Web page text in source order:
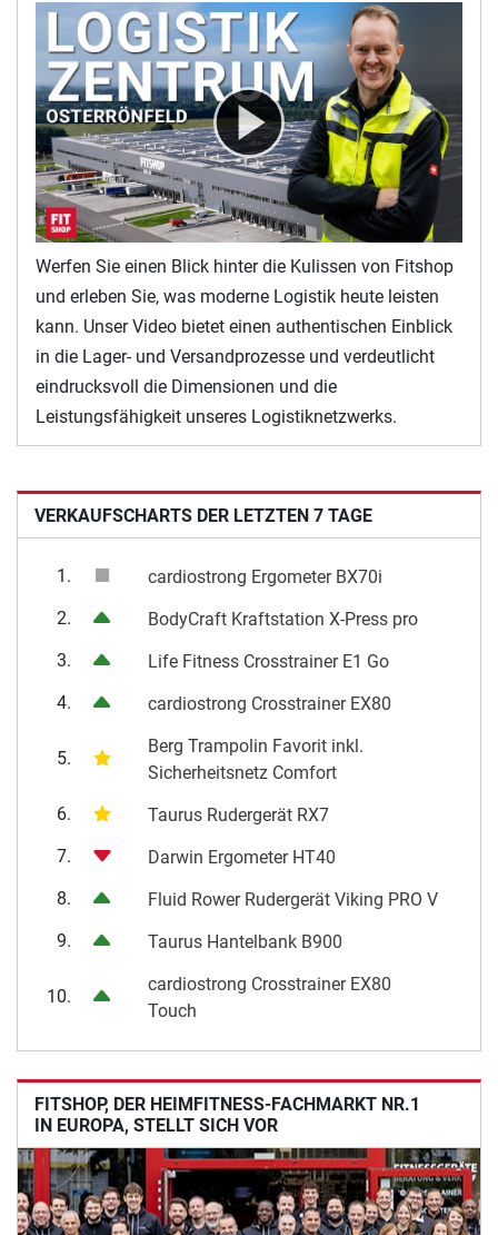
Werfen Sie einen Blick hinter die Kulissen von Fitshop
und erleben Sie, was moderne Logistik heute leisten
kann. Unser Video bietet einen authentischen Einblick
in die Lager- und Versandprozesse und verdeutlicht
eindrucksvoll die Dimensionen und die
Leistungsfähigkeit unseres Logistiknetzwerks.
VERKAUFSCHARTS DER LETZTEN 7 TAGE
1.
cardiostrong Ergometer BX70i
2.
BodyCraft Kraftstation X-Press pro
3.
Life Fitness Crosstrainer E1 Go
4.
cardiostrong Crosstrainer EX80
5.
Berg Trampolin Favorit inkl.
Sicherheitsnetz Comfort
6.
Taurus Rudergerät RX7
7.
Darwin Ergometer HT40
8.
Fluid Rower Rudergerät Viking PRO V
9.
Taurus Hantelbank B900
10.
cardiostrong Crosstrainer EX80
Touch
FITSHOP, DER HEIMFITNESS-FACHMARKT NR.1
IN EUROPA, STELLT SICH VOR